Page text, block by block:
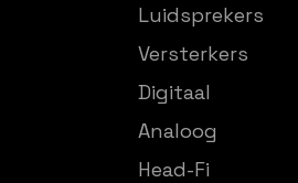
Luidsprekers
Versterkers
Digitaal
Analoog
Head-Fi